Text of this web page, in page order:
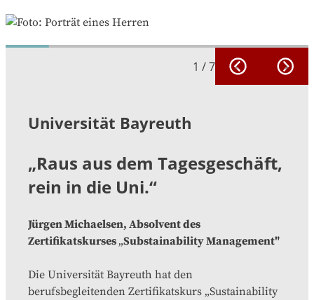
Universität Bayreuth
„Raus aus dem Tagesgeschäft,
rein in die Uni.“
Jürgen Michaelsen, Absolvent des
Zertifikatskurses „Substainability Management"
Die Universität Bayreuth hat den
berufsbegleitenden Zertifikatskurs „Sustainability
1 /7